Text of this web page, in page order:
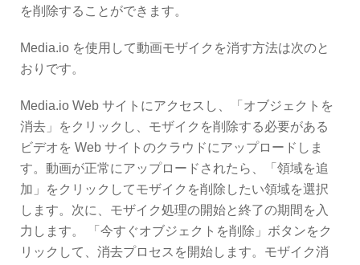
を削除することができます。
Media.io を使用して動画モザイクを消す方法は次のと
おりです。
Media.io Web サイトにアクセスし、「オブジェクトを
消去」をクリックし、モザイクを削除する必要がある
ビデオを Web サイトのクラウドにアップロードしま
す。動画が正常にアップロードされたら、「領域を追
加」をクリックしてモザイクを削除したい領域を選択
します。次に、モザイク処理の開始と終了の期間を入
力します。 「今すぐオブジェクトを削除」ボタンをク
リックして、消去プロセスを開始します。モザイク消